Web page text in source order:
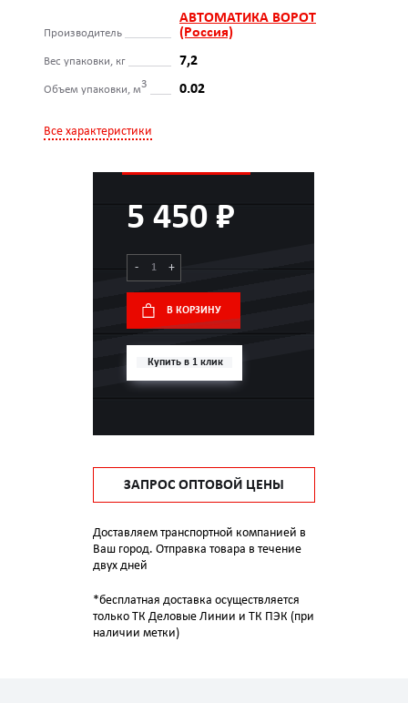
Производитель
АВТОМАТИКА ВОРОТ
(Россия)
Вес упаковки, кг 7,2
Объем упаковки, м3 0.02
Все характеристики
5 450 ₽
- +
В КОРЗИНУ
Купить в 1 клик
ЗАПРОС ОПТОВОЙ ЦЕНЫ
Доставляем транспортной компанией в
Ваш город. Отправка товара в течение
двух дней
*бесплатная доставка осуществляется
только ТК Деловые Линии и ТК ПЭК (при
наличии метки)